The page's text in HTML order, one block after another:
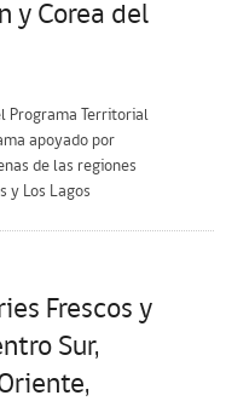
y Corea del
Programa Territorial
apoyado por
de las regiones
y Los Lagos
Frescos y
Sur,